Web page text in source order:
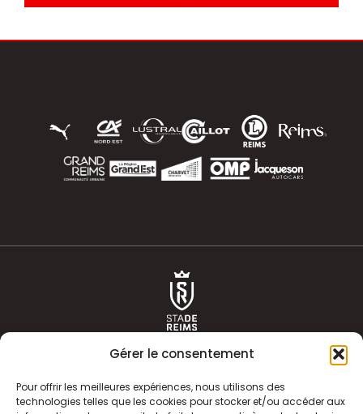
Gérer le consentement
Pour offrir les meilleures expériences, nous utilisons des
technologies telles que les cookies pour stocker et/ou accéder aux